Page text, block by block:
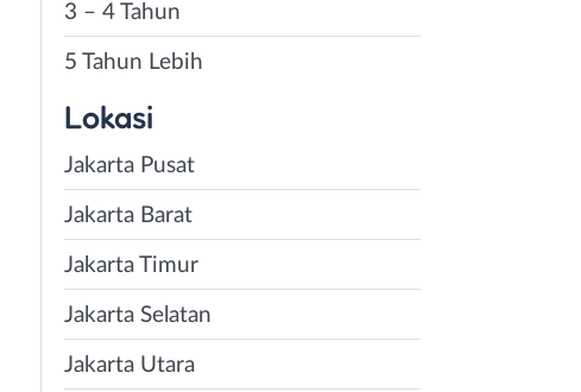
3 – 4 Tahun
5 Tahun Lebih
Lokasi
Jakarta Pusat
Jakarta Barat
Jakarta Timur
Jakarta Selatan
Jakarta Utara